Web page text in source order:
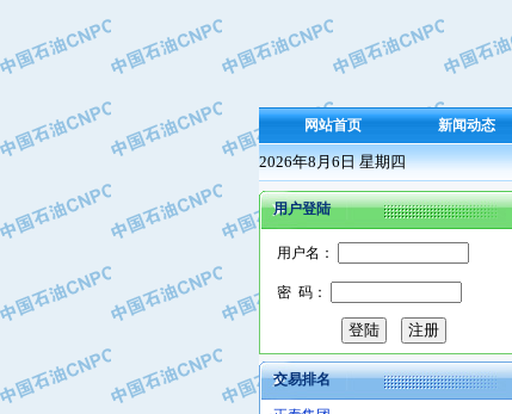
网站首页 新闻动态
2026年8月6日 星期四
用户登陆
用户名：
密 码：
交易排名
·保定北奥石油物探特种车辆制造有限
·盘锦辽河油田天意石油装备有限公司
·中国石油天然气管道局穿越公司
·沧州市电气控制设备厂
·中船重工中南装备有限责任公司
·南石力天传动件有限公司
·浙江瑞普环境技术有限公司
·华北石油新大禹环保设备有限公司
·河北翼凌机械制造总厂
·萍乡市庞泰化工填料有限公司
·实华(天津)国际贸易有限公司
·上海宝钢商贸有限公司
·辽河石油勘探局总机械厂